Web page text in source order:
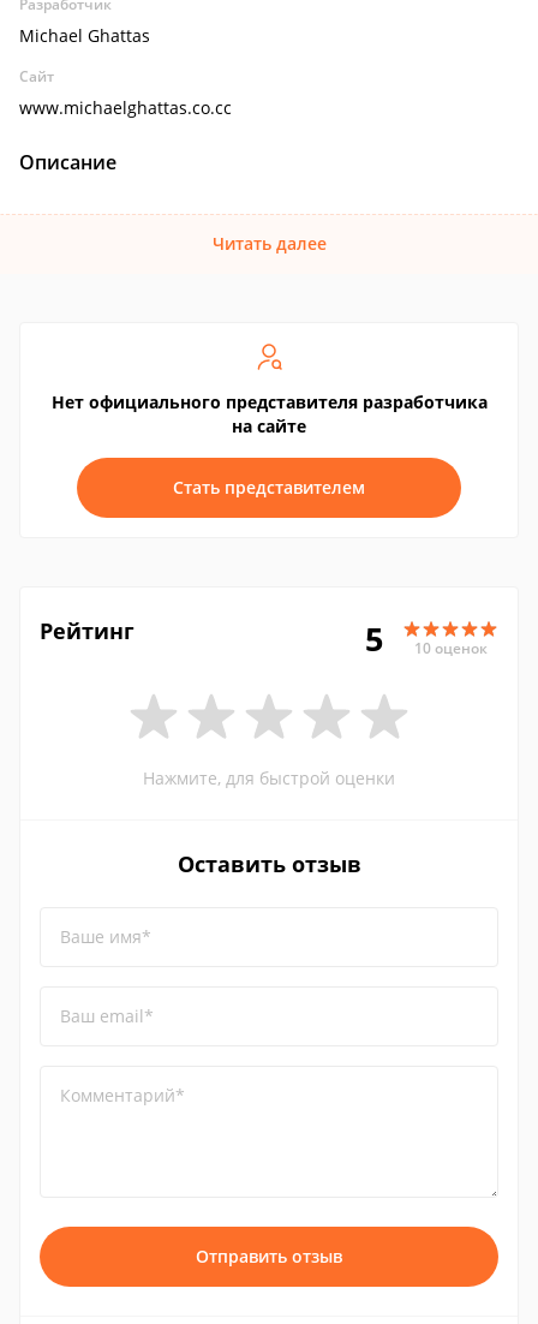
Разработчик
Michael Ghattas
Сайт
www.michaelghattas.co.cc
Описание
Читать далее
Нет официального представителя разработчика
на сайте
Стать представителем
Рейтинг 5 10 оценок
Нажмите, для быстрой оценки
Оставить отзыв
Ваше имя*
Ваш email*
Комментарий*
Отправить отзыв